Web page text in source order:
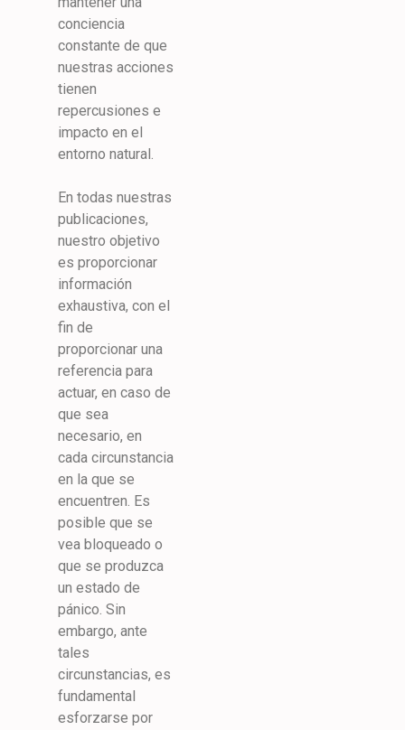
conciencia
constante de que
nuestras acciones
tienen
repercusiones e
impacto en el
entorno natural.
En todas nuestras
publicaciones,
nuestro objetivo
es proporcionar
información
exhaustiva, con el
fin de
proporcionar una
referencia para
actuar, en caso de
que sea
necesario, en
cada circunstancia
en la que se
encuentren. Es
posible que se
vea bloqueado o
que se produzca
un estado de
pánico. Sin
embargo, ante
tales
circunstancias, es
fundamental
esforzarse por